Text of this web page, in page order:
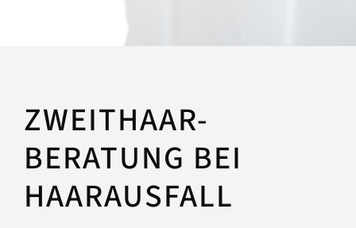
ZWEITHAAR-
BERATUNG BEI
HAARAUSFALL